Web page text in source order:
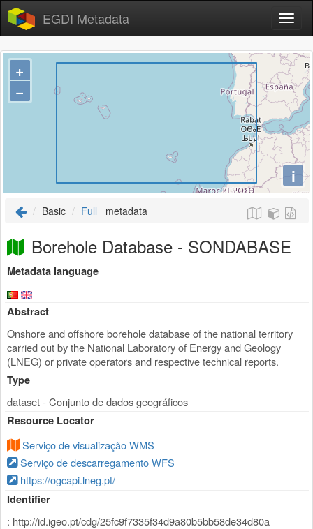
EGDI Metadata
+
−
i
Basic Full metadata
Borehole Database - SONDABASE
Metadata language
Abstract
Onshore and offshore borehole database of the national territory
carried out by the National Laboratory of Energy and Geology
(LNEG) or private operators and respective technical reports.
Type
dataset - Conjunto de dados geográficos
Resource Locator
Serviço de visualização WMS
Serviço de descarregamento WFS
https://ogcapi.lneg.pt/
Identifier
: http://id.igeo.pt/cdg/25fc9f7335f34d9a80b5bb58de34d80a